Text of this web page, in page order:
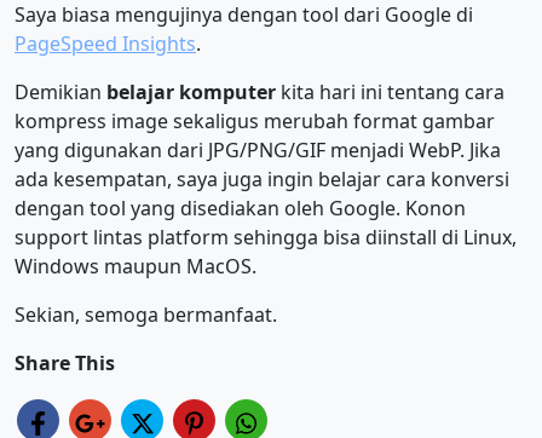
Saya biasa mengujinya dengan tool dari Google di
PageSpeed Insights.
Demikian belajar komputer kita hari ini tentang cara
kompress image sekaligus merubah format gambar
yang digunakan dari JPG/PNG/GIF menjadi WebP. Jika
ada kesempatan, saya juga ingin belajar cara konversi
dengan tool yang disediakan oleh Google. Konon
support lintas platform sehingga bisa diinstall di Linux,
Windows maupun MacOS.
Sekian, semoga bermanfaat.
Share This